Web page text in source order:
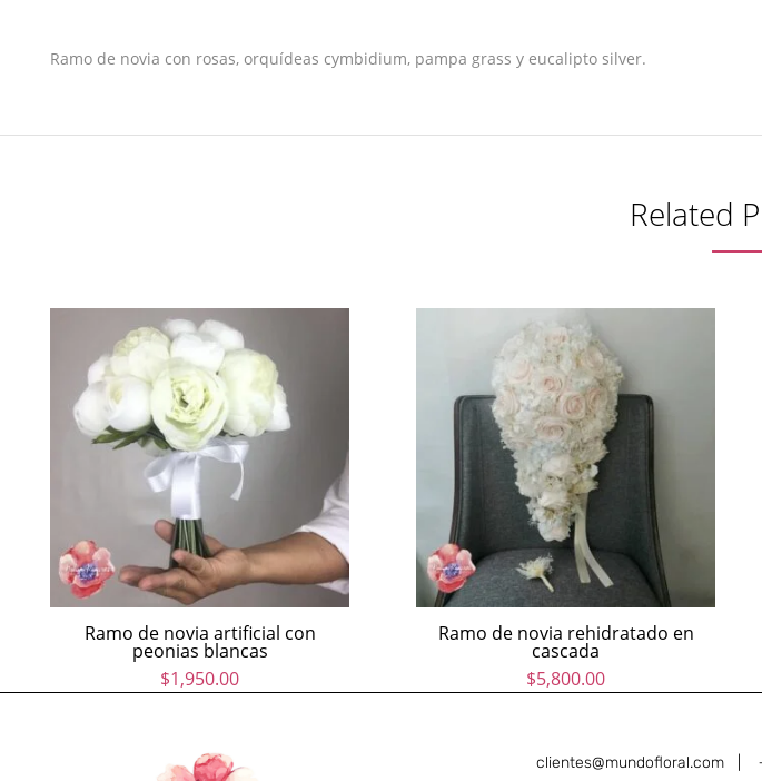
Ramo de novia con rosas, orquídeas cymbidium, pampa grass y eucalipto silver.
Related
Ramo de novia artificial con
peonias blancas
$1,950.00
Ramo de novia rehidratado en
cascada
$5,800.00
clientes@mundofloral.com |